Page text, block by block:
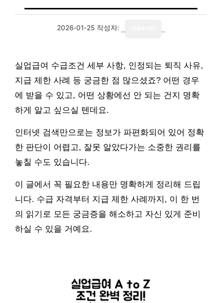
2026-01-25 작성자:
실업급여 수급조건 세부 사항, 인정되는 퇴직 사유,
지급 제한 사례 등 궁금한 점 많으셨죠? 어떤 경우
에 받을 수 있고, 어떤 상황에선 안 되는 건지 명확
하게 알고 싶으실 텐데요.
인터넷 검색만으로는 정보가 파편화되어 있어 정확
한 판단이 어렵고, 잘못 알았다가는 소중한 권리를
놓칠 수도 있습니다.
이 글에서 꼭 필요한 내용만 명확하게 정리해 드립
니다. 수급 자격부터 지급 제한 사례까지, 이 한 번
의 읽기로 모든 궁금증을 해소하고 자신 있게 준비
하실 수 있을 거예요.